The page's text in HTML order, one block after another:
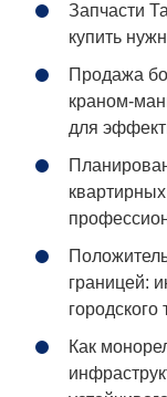
Запчасти
купить
Продажа
краном-
для
границей:
городского
Как